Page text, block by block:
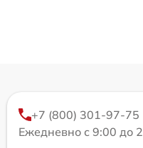
+7 (800) 301-97-75
Ежедневно с 9:00 до